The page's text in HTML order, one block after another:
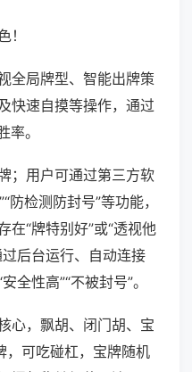
！
全局牌型、智能出牌策
快速自摸等操作，通过
。
；用户可通过第三方软
防检测防封号”等功能，
在“牌特别好”或“透视他
后台运行、自动连接
全性高”“不被封号”。
心，飘胡、闭门胡、宝
，可吃碰杠，宝牌随机